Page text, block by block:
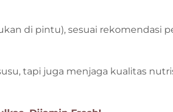
di pintu), sesuai rekomendasi
tapi juga menjaga kualitas